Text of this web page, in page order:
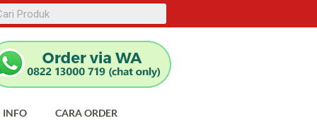
INFO CARA ORDER